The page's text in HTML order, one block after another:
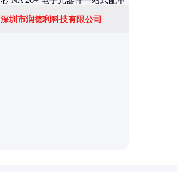
深圳市润德利科技有限公司